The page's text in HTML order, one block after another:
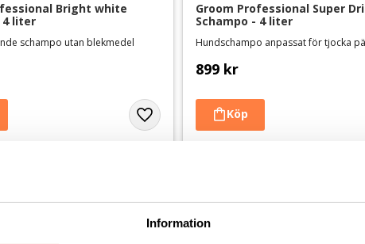
Information
Bright white
4 liter
schampo utan blekmedel
Groom Professional Super Dri
Schampo - 4 liter
899 kr